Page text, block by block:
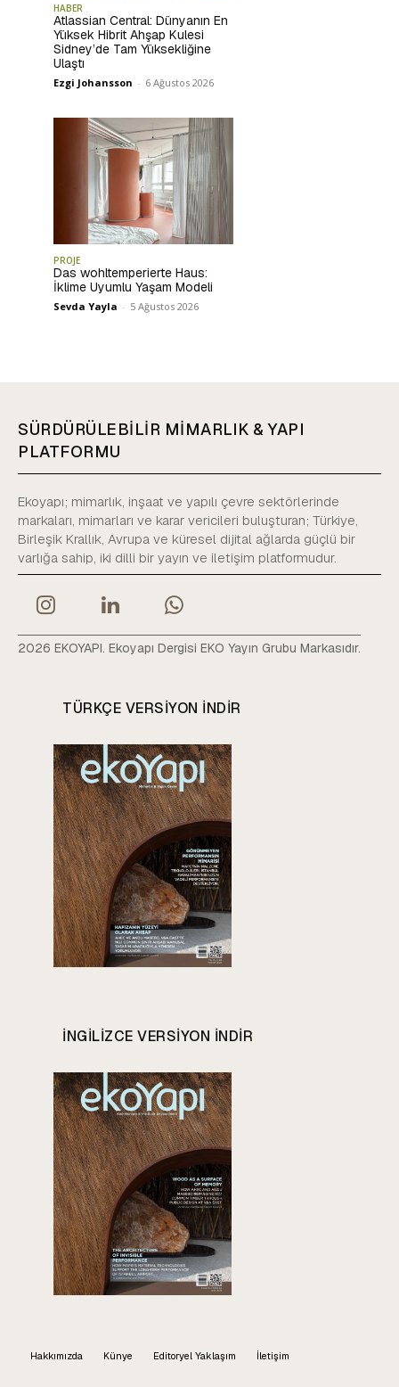
HABER
Atlassian Central: Dünyanın En
Yüksek Hibrit Ahşap Kulesi
Sidney’de Tam Yüksekliğine
Ulaştı
Ezgi Johansson - 6 Ağustos 2026
PROJE
Das wohltemperierte Haus:
İklime Uyumlu Yaşam Modeli
Sevda Yayla - 5 Ağustos 2026
SÜRDÜRÜLEBİLİR MİMARLIK & YAPI
PLATFORMU
Ekoyapı; mimarlık, inşaat ve yapılı çevre sektörlerinde
markaları, mimarları ve karar vericileri buluşturan; Türkiye,
Birleşik Krallık, Avrupa ve küresel dijital ağlarda güçlü bir
varlığa sahip, iki dilli bir yayın ve iletişim platformudur.
2026 EKOYAPI. Ekoyapı Dergisi EKO Yayın Grubu Markasıdır.
TÜRKÇE VERSIYON INDIR
INGILIZCE VERSIYON INDIR
Hakkımızda Künye Editoryel Yaklaşım İletişim